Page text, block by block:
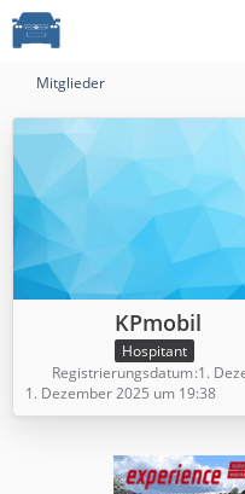
Mitglieder
KPmobil
Hospitant
Registrierungsdatum 1.
1. Dezember 2025 um 19:38